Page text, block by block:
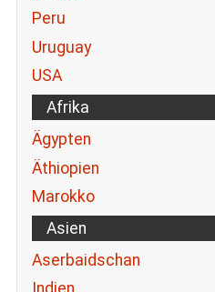
Peru
Uruguay
USA
Afrika
Ägypten
Äthiopien
Marokko
Asien
Aserbaidschan